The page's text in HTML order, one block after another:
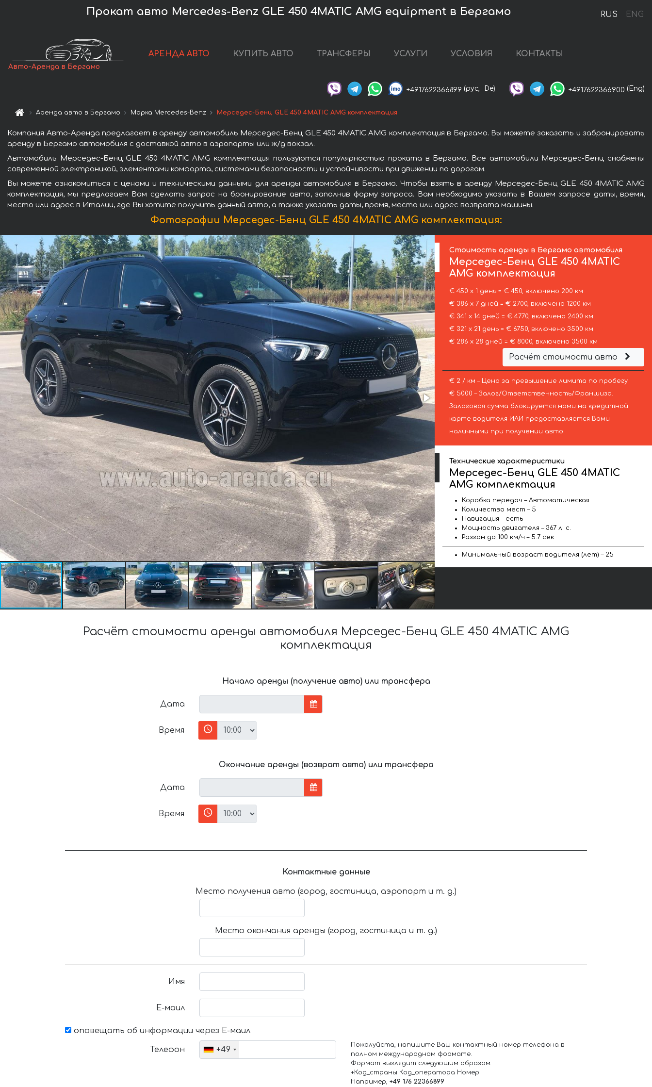
RUS ENG
Прокат авто Mercedes-Benz GLE 450 4MATIC AMG equipment в Бергамо
Авто-Аренда в Бергамо
АРЕНДА АВТО КУПИТЬ АВТО ТРАНСФЕРЫ УСЛУГИ УСЛОВИЯ КОНТАКТЫ
+4917622366899 (рус, De) +4917622366900 (Eng)
Аренда авто в Бергамо Марка Mercedes-Benz Мерседес-Бенц GLE 450 4MATIC AMG комплектация
Компания Авто-Аренда предлагает в аренду автомобиль Мерседес-Бенц GLE 450 4MATIC AMG комплектация в Бергамо. Вы можете заказать и забронировать
аренду в Бергамо автомобиля с доставкой авто в аэропорты или ж/д вокзал.
Автомобиль Мерседес-Бенц GLE 450 4MATIC AMG комплектация пользуются популярностью проката в Бергамо. Все автомобили Мерседес-Бенц снабжены
современной электроникой, элементами комфорта, системами безопасности и устойчивости при движении по дорогам.
Вы можете ознакомиться с ценами и техническими данными для аренды автомобиля в Бергамо. Чтобы взять в аренду Мерседес-Бенц GLE 450 4MATIC AMG
комплектация, мы предлагаем Вам сделать запрос на бронирование авто, заполнив форму запроса. Вам необходимо указать в Вашем запросе даты, время,
место или адрес в Италии, где Вы хотите получить данный авто, а также указать даты, время, место или адрес возврата машины.
Фотографии Мерседес-Бенц GLE 450 4MATIC AMG комплектация:
Стоимость аренды в Бергамо автомобиля
Мерседес-Бенц GLE 450 4MATIC
AMG комплектация
€ 450 х 1 день = € 450, включено 200 км
€ 386 х 7 дней = € 2700, включено 1200 км
€ 341 х 14 дней = € 4770, включено 2400 км
€ 321 х 21 день = € 6750, включено 3500 км
€ 286 х 28 дней = € 8000, включено 3500 км
Расчёт стоимости авто
€ 2 / км – Цена за превышение лимита по пробегу
€ 5000 – Залог/Ответственность/Франшиза.
Залоговая сумма блокируется нами на кредитной
карте водителя ИЛИ предоставляется Вами
наличными при получении авто.
Технические характеристики
Мерседес-Бенц GLE 450 4MATIC
AMG комплектация
Коробка передач – Автоматическая
Количество мест – 5
Навигация – есть
Мощность двигателя – 367 л. с.
Разгон до 100 км/ч – 5.7 сек
Минимальный возраст водителя (лет) – 25
Расчёт стоимости аренды автомобиля Мерседес-Бенц GLE 450 4MATIC AMG
комплектация
Начало аренды (получение авто) или трансфера
Дата
Время
Окончание аренды (возврат авто) или трансфера
Дата
Время
Контактные данные
Место получения авто (город, гостиница, аэропорт и т. д.)
Место окончания аренды (город, гостиница и т. д.)
Имя
Е-маил
оповещать об информации через Е-маил
Телефон +49
Пожалуйста, напишите Ваш контактный номер телефона в
полном международном формате.
Формат выглядит следующим образом:
+Код_страны Код_оператора Номер
Например, +49 176 22366899